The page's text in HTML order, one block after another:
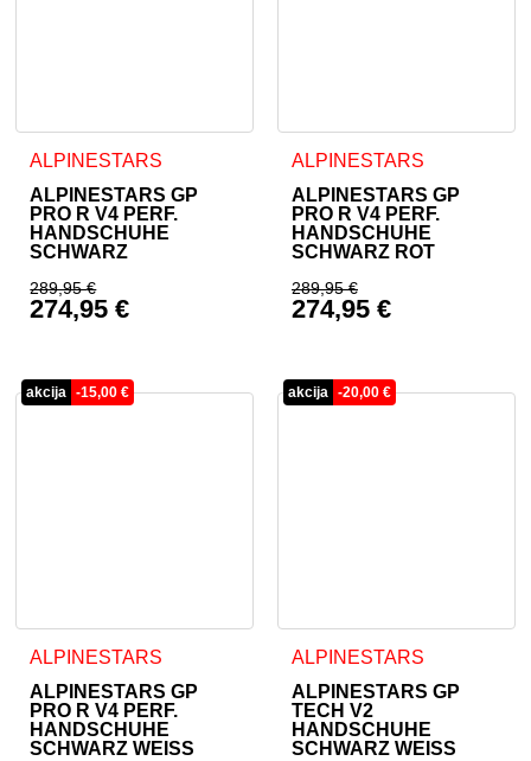
ALPINESTARS
ALPINESTARS GP
PRO R V4 PERF.
HANDSCHUHE
SCHWARZ
289,95€
Ursprünglicher Preis war: 289,95 €
274,95€
Dieses Produkt weist mehrere Varianten auf. Die
ALPINESTARS
ALPINESTARS GP
PRO R V4 PERF.
HANDSCHUHE
SCHWARZ ROT
289,95€
Ursprünglicher
274,95 €
Dieses Produkt weist
akcija -15,00€
ALPINESTARS
ALPINESTARS GP
PRO R V4 PERF.
HANDSCHUHE
SCHWARZ WEISS
Dieses Produkt weist mehrere Varianten auf. Die
akcija -20,00 €
ALPINESTARS
ALPINESTARS GP
TECH V2
HANDSCHUHE
SCHWARZ WEISS
Dieses Produkt weist